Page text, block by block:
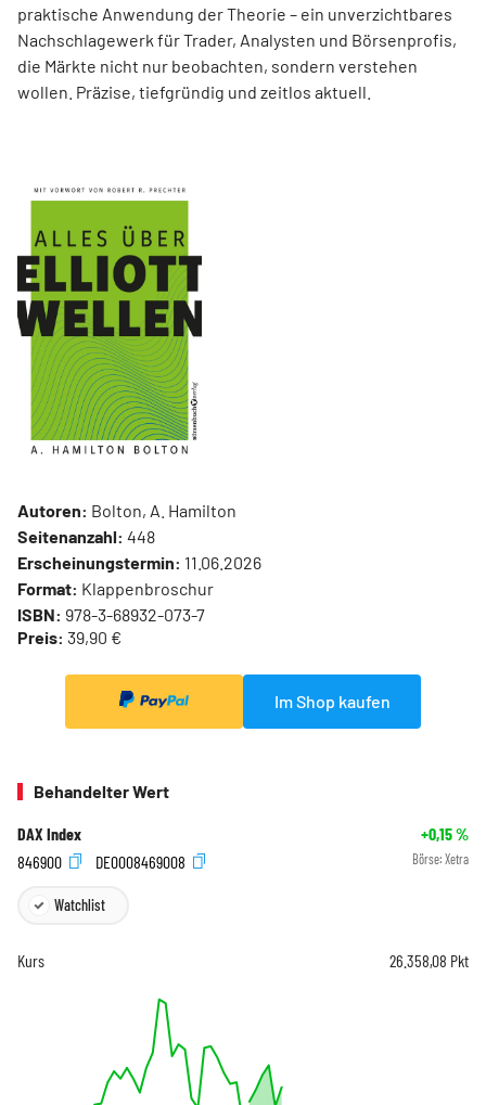
praktische Anwendung der Theorie – ein unverzichtbares
Nachschlagewerk für Trader, Analysten und Börsenprofis,
die Märkte nicht nur beobachten, sondern verstehen
wollen. Präzise, tiefgründig und zeitlos aktuell.
Autoren: Bolton, A. Hamilton
Seitenanzahl: 448
Erscheinungstermin: 11.06.2026
Format: Klappenbroschur
ISBN: 978-3-68932-073-7
Preis: 39,90 €
Im Shop kaufen
Behandelter Wert
DAX Index +0,15%
846900
DE0008469008 Börse: Xetra
Watchlist
Kurs 26.358,08 Pkt